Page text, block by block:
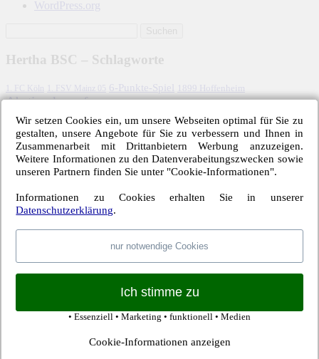
WordPress.org
Hertha BSC – Schlagworte
1. FC Köln 1. FSV Mainz 05 6-Punkte-Spiel 1899 Hoffenheim
Abstiegskampf
Borussia M'gladbach Davie Selke Deniz Aytekin Derry Scherhant Dodi Lukebakio
Dr. Felix Brych
Eintracht Frankfurt Fabian Lustenberger Fabian Reese FC Augsburg
FC Schalke 04 Geisterspiel Guido Winkmann Hamburger SV Hannover 96 Harm
Osmers Hertha BSC John Anthony Brooks Jordan Torunarigha Jos
Luhukay
Ondrej Duda Pal Dardai Pierre-Michel Lasogga Ronny Rune Jarstein
Salomon Kalou SC Freiburg
Archiv – Hertha-Spiele
März 2026
November 2025
September 2025
Wir setzen Cookies ein, um unsere Webseiten optimal für Sie zu
gestalten, unsere Angebote für Sie zu verbessern und Ihnen in
Zusammenarbeit mit Drittanbietern Werbung anzuzeigen.
Weitere Informationen zu den Datenverabeitungszwecken sowie
unseren Partnern finden Sie unter "Cookie-Informationen".
Informationen zu Cookies erhalten Sie in unserer
Datenschutzerklärung.
nur notwendige Cookies
Ich stimme zu
• Essenziell • Marketing • funktionell • Medien
Cookie-Informationen anzeigen